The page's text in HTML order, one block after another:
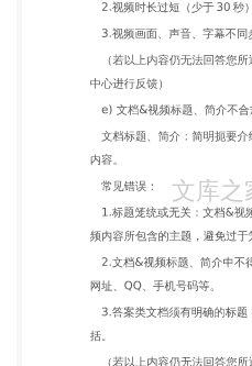
您可以选择下载文档， 点
载”按钮，即可下载文档